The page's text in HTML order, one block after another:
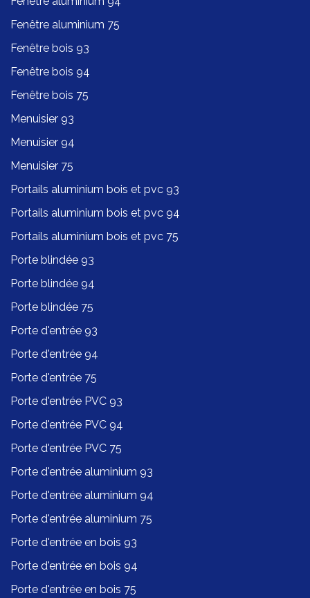
Fenêtre aluminium 75
Fenêtre bois 93
Fenêtre bois 94
Fenêtre bois 75
Menuisier 93
Menuisier 94
Menuisier 75
Portails aluminium bois et pvc 93
Portails aluminium bois et pvc 94
Portails aluminium bois et pvc 75
Porte blindée 93
Porte blindée 94
Porte blindée 75
Porte d'entrée 93
Porte d'entrée 94
Porte d'entrée 75
Porte d'entrée PVC 93
Porte d'entrée PVC 94
Porte d'entrée PVC 75
Porte d'entrée aluminium 93
Porte d'entrée aluminium 94
Porte d'entrée aluminium 75
Porte d'entrée en bois 93
Porte d'entrée en bois 94
Porte d'entrée en bois 75